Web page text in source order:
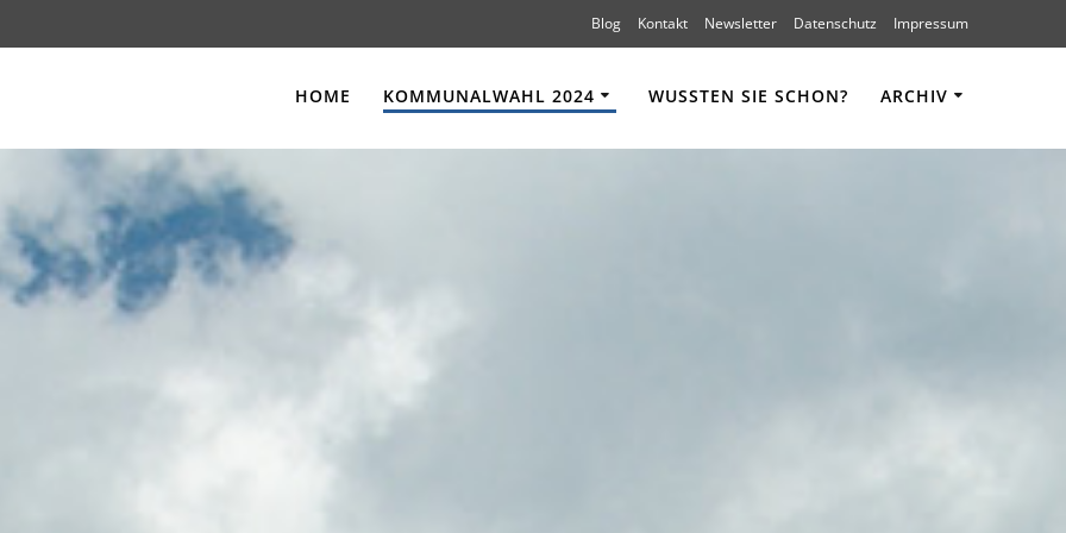
Blog Kontakt Newsletter Datenschutz Impressum
HOME KOMMUNALWAHL 2024 WUSSTEN SIE SCHON? ARCHIV